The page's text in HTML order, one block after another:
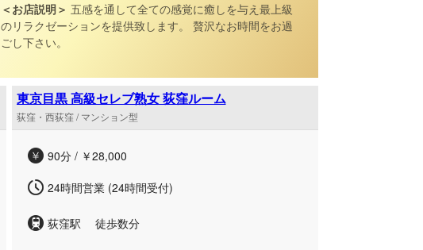
＜お店説明＞ 五感を通して全ての感覚に癒しを与え最上級
のリラクゼーションを提供致します。 贅沢なお時間をお過
ごし下さい。
東京目黒 高級セレブ熟女 荻窪ルーム
荻窪・西荻窪 / マンション型
90分 / ￥28,000
24時間営業 (24時間受付)
荻窪駅 徒歩数分